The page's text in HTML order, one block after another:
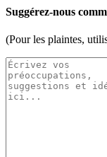
Suggérez-nous
(Pour les plaintes,